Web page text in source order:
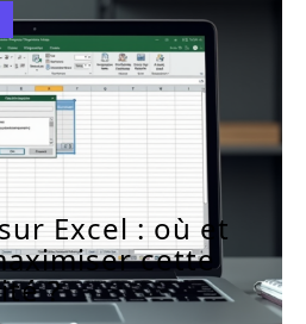
Excel : où et
cette
?